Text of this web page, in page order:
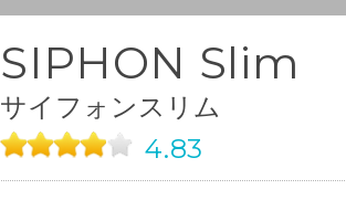
SIPHON Slim
サイフォンスリム
4.83